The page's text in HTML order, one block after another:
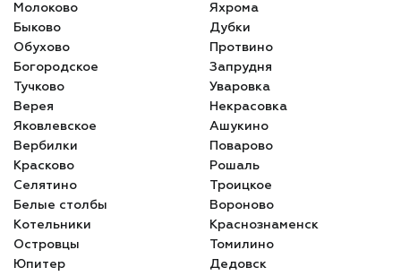
Молоково
Яхрома
Быково
Дубки
Обухово
Протвино
Богородское
Запрудня
Тучково
Уваровка
Верея
Некрасовка
Яковлевское
Ашукино
Вербилки
Поварово
Красково
Рошаль
Селятино
Троицкое
Белые столбы
Вороново
Котельники
Краснознаменск
Островцы
Томилино
Юпитер
Дедовск